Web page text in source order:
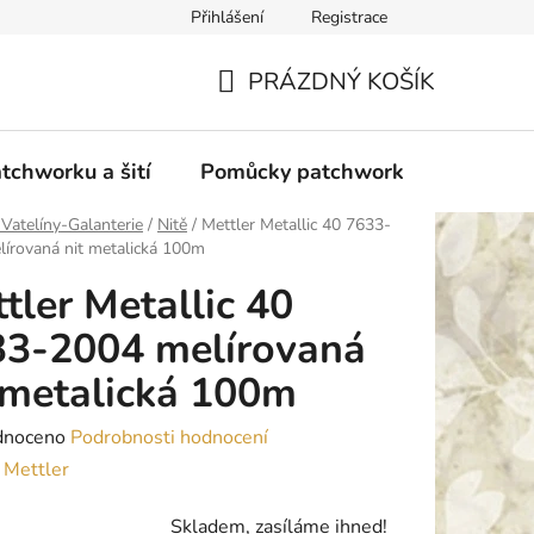
Obchodní podmínky
Přihlášení Registrace
KOŠÍK
PRÁZDNÝ KOŠÍK
a šití Pomůcky patchwork
Galanterie / Nitě / Mettler Metallic 40 7633-
nit metalická 100m
Metallic 40
2004 melírovaná
100m
Podrobnosti hodnocení
Mettler
Skladem, zasíláme ihned!